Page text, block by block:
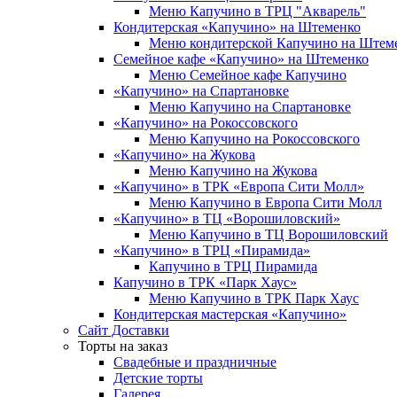
Меню Капучино в ТРЦ "Акварель"
Кондитерская «Капучино» на Штеменко
Меню кондитерской Капучино на
Семейное кафе «Капучино» на Штеменко
Меню Семейное кафе Капучино
«Капучино» на Спартановке
Меню Капучино на Спартановке
«Капучино» на Рокоссовского
Меню Капучино на Рокоссовского
«Капучино» на Жукова
Меню Капучино на Жукова
«Капучино» в ТРК «Европа Cити Молл»
Меню Капучино в Европа Сити Молл
«Капучино» в ТЦ «Ворошиловский»
Меню Капучино в ТЦ Ворошиловский
«Капучино» в ТРЦ «Пирамида»
Капучино в ТРЦ Пирамида
Капучино в ТРК «Парк Хаус»
Меню Капучино в ТРК Парк Хаус
Кондитерская мастерская «Капучино»
Сайт Доставки
Торты на заказ
Свадебные и праздничные
Детские торты
Галерея